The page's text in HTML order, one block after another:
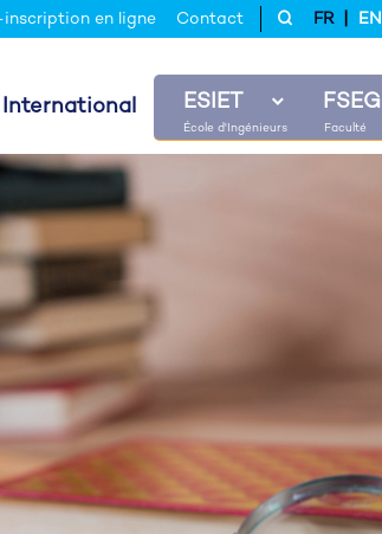
inscription en ligne Contact FR EN
International ESIET FSEG